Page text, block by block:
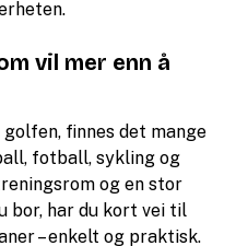
vil mer enn å
finnes det mange
fotball, sykling og
og en stor
bor, har du kort vei til
– enkelt og praktisk.